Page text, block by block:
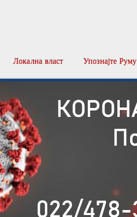
Локална власт Упознајте Руму